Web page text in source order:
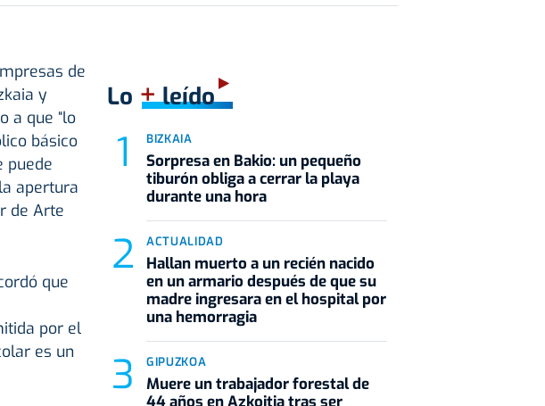
de
y
a que “lo
básico
puede
apertura
de Arte
que
por el
es un
Lo +leído
BIZKAIA
Sorpresa en Bakio: un pequeño
tiburón obliga a cerrar la playa
durante una hora
ACTUALIDAD
Hallan muerto a un recién nacido
en un armario después de que su
madre ingresara en el hospital por
una hemorragia
GIPUZKOA
Muere un trabajador forestal de